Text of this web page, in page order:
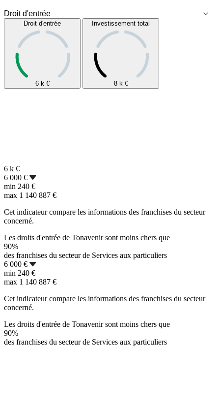
Droit d'entrée
6 k €
Investissement total
8 k €
6 k €
6 000 €
min 240 €
max 1 140 887 €
Cet indicateur compare les informations des franchises du secteur
concerné.
Les droits d'entrée de Tonavenir sont moins chers que
90%
des franchises du secteur de Services aux particuliers
6 000 €
min 240 €
max 1 140 887 €
Cet indicateur compare les informations des franchises du secteur
concerné.
Les droits d'entrée de Tonavenir sont moins chers que
90%
des franchises du secteur de Services aux particuliers